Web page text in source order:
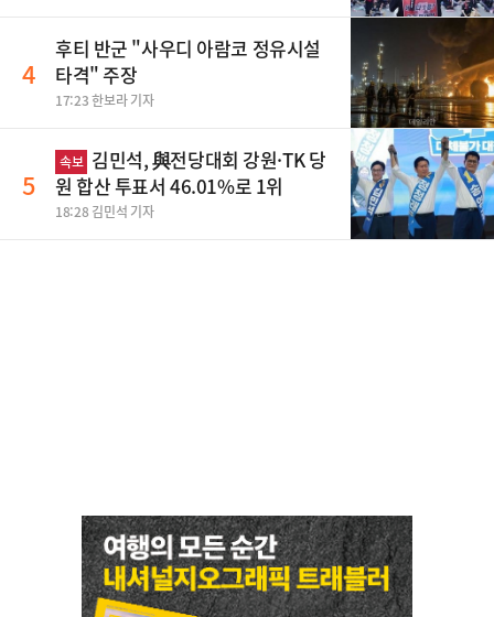
4
후티 반군 "사우디 아람코 정유시설
타격" 주장
17:23 한보라 기자
5
속보 김민석, 與전당대회 강원·TK 당
원 합산 투표서 46.01%로 1위
18:28 김민석 기자